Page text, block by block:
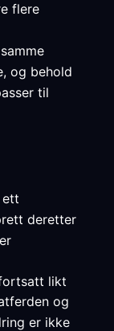
flere
og behold
til
ett
deretter
likt
og
er ikke